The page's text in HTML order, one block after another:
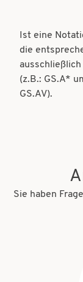
Ist eine
die
(z.B.: GS.A*
GS.AV).
Sie haben